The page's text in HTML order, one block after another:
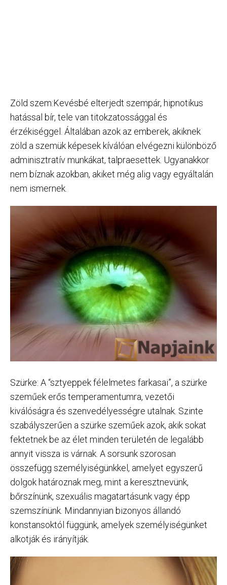
Zöld szem:Kevésbé elterjedt szempár, hipnotikus
hatással bír, tele van titokzatossággal és
érzékiséggel. Általában azok az emberek, akiknek
zöld a szemük képesek kíválóan elvégezni különböző
adminisztratív munkákat, talpraesettek. Ugyanakkor
nem bíznak azokban, akiket még alig vagy egyáltalán
nem ismernek.
Szürke: A “sztyeppek félelmetes farkasai”, a szürke
szeműek erős temperamentumra, vezetői
kiválóságra és szenvedélyességre utalnak. Szinte
szabályszerűen a szürke szeműek azok, akik sokat
fektetnek be az élet minden területén de legalább
annyit vissza is várnak. A sorsunk szorosan
összefügg személyiségünkkel, amelyet egyszerű
dolgok határoznak meg, mint a keresztnevünk,
bőrszínünk, szexuális magatartásunk vagy épp
szemszínünk. Mindannyian bizonyos állandó
konstansoktól függünk, amelyek személyiségünket
alkotják és irányítják.